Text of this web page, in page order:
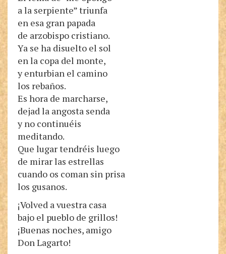
a la serpiente” triunfa
en esa gran papada
de arzobispo cristiano.
Ya se ha disuelto el sol
en la copa del monte,
y enturbian el camino
los rebaños.
Es hora de marcharse,
dejad la angosta senda
y no continuéis
meditando.
Que lugar tendréis luego
de mirar las estrellas
cuando os coman sin prisa
los gusanos.
¡Volved a vuestra casa
bajo el pueblo de grillos!
¡Buenas noches, amigo
Don Lagarto!